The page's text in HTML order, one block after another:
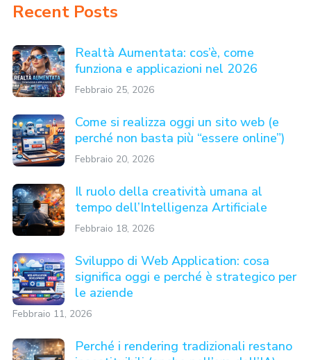
Recent Posts
Realtà Aumentata: cos’è, come
funziona e applicazioni nel 2026
Febbraio 25, 2026
Come si realizza oggi un sito web (e
perché non basta più “essere online”)
Febbraio 20, 2026
Il ruolo della creatività umana al
tempo dell’Intelligenza Artificiale
Febbraio 18, 2026
Sviluppo di Web Application: cosa
significa oggi e perché è strategico per
le aziende
Febbraio 11, 2026
Perché i rendering tradizionali restano